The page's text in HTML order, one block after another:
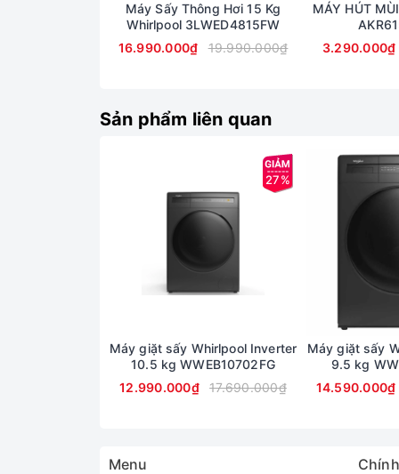
*Hình ảnh chỉ mang tính chất minh họa
Khối lượng giặt và chương
Máy giặt Whirlpoolvới khối lượng giặt tối đa
lựa chọn:
các gia đình.
Máy Sấy Thông Hơi 15 Kg
Whirlpool 3LWED4815FW
16.990.000₫
19.990.000₫
MÁY HÚT
3.290.000₫
Sản phẩm liên quan
27%
Máy giặt sấy Whirlpool Inverter
10.5 kg WWEB10702FG
12.990.000₫
17.690.000₫
Máy giặt sấy
9.5 kg
14.590.000₫
Menu